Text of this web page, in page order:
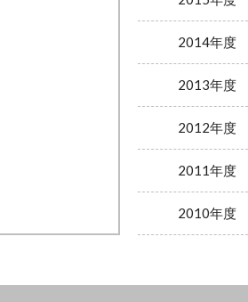
2014年度
2013年度
2012年度
2011年度
2010年度